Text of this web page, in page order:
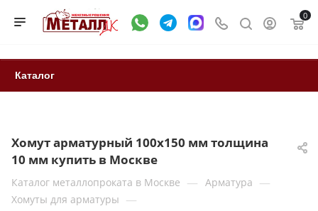
0
Каталог
Хомут арматурный 100х150 мм толщина
10 мм купить в Москве
Каталог металлопроката в Москве — Арматура —
Хомуты для арматуры —